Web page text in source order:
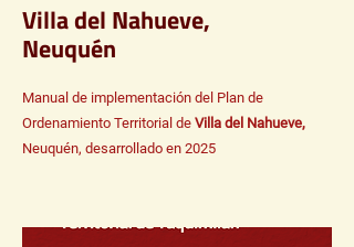
Villa del Nahueve,
Neuquén
Manual de implementación del Plan de
Ordenamiento Territorial de Villa del Nahueve,
Neuquén, desarrollado en 2025